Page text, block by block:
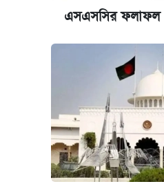
আজকের বাজারে স্বর্ণের
আজকের বাজারে স্বর্ণের
আজকের বাজারে স্বর্ণের
রাষ্ট্রবিরোধী কর্মকাণ্ড:
বিরুদ্ধে ব্যবস্থা
এসএসসির ফলাফল